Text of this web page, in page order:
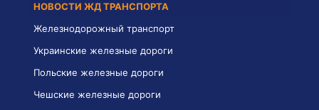
НОВОСТИ ЖД ТРАНСПОРТА
Железнодорожный транспорт
Украинские железные дороги
Польские железные дороги
Чешские железные дороги